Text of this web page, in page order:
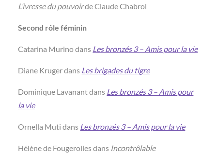
L’ivresse du pouvoirde Claude Chabrol
Second rôle féminin
Catarina Murino dans Les bronzés 3 – Amis pour la vie
Diane Kruger dans Les brigades du tigre
Dominique Lavanant dans Les bronzés 3 – Amis pour
la vie
Ornella Muti dans Les bronzés 3 – Amis pour la vie
Hélène de Fougerolles dans Incontrôlable